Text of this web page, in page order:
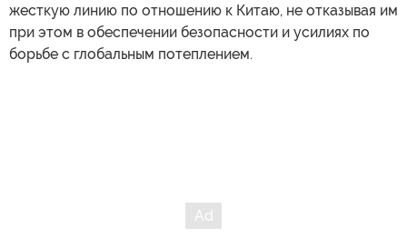
жесткую линию по отношению к Китаю, не отказывая им
при этом в обеспечении безопасности и усилиях по
борьбе с глобальным потеплением.